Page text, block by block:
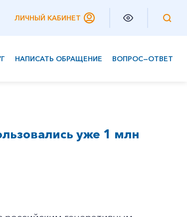
ЛИЧНЫЙ КАБИНЕТ
НАПИСАТЬ ОБРАЩЕНИЕ ВОПРОС—ОТВЕТ
уже 1 млн